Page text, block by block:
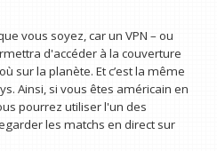
vous soyez, car un VPN – ou
d'accéder à la couverture
sur la planète. Et c’est la même
Ainsi, si vous êtes américain en
pourrez utiliser l'un des
les matchs en direct sur